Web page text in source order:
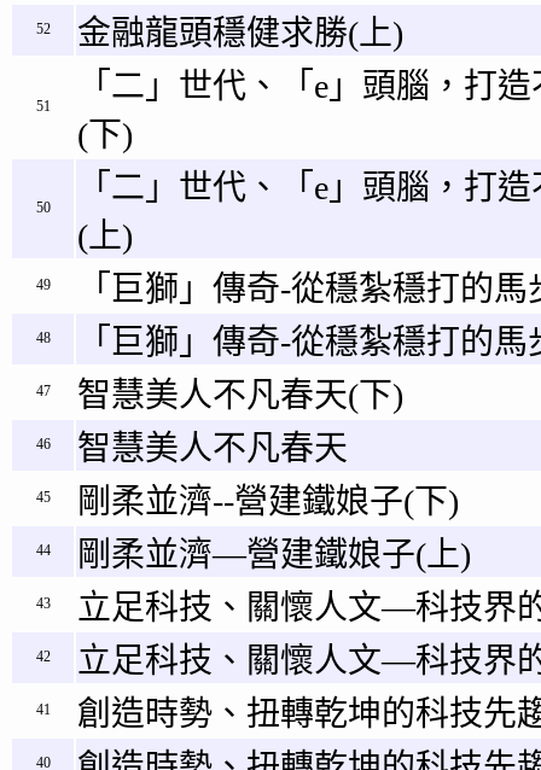
52 金融龍頭穩健求勝(上)
51
「二」世代、「e」頭腦，打
(下)
50
「二」世代、「e」頭腦，打
(上)
49 「巨獅」傳奇-從穩紮穩打的
48 「巨獅」傳奇-從穩紮穩打的
47 智慧美人不凡春天(下)
46 智慧美人不凡春天
45 剛柔並濟--營建鐵娘子(下)
44 剛柔並濟—營建鐵娘子(上)
43 立足科技、關懷人文—科技界
42 立足科技、關懷人文—科技界
41 創造時勢、扭轉乾坤的科技先
40